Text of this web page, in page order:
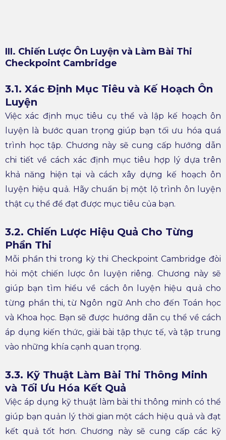
III. Chiến Lược Ôn Luyện và Làm Bài Thi
Checkpoint Cambridge
3.1. Xác Định Mục Tiêu và Kế Hoạch Ôn
Luyện
Việc xác định mục tiêu cụ thể và lập kế hoạch ôn
luyện là bước quan trọng giúp bạn tối ưu hóa quá
trình học tập. Chương này sẽ cung cấp hướng dẫn
chi tiết về cách xác định mục tiêu hợp lý dựa trên
khả năng hiện tại và cách xây dựng kế hoạch ôn
luyện hiệu quả. Hãy chuẩn bị một lộ trình ôn luyện
thật cụ thể để đạt được mục tiêu của bạn.
3.2. Chiến Lược Hiệu Quả Cho Từng
Phần Thi
Mỗi phần thi trong kỳ thi Checkpoint Cambridge đòi
hỏi một chiến lược ôn luyện riêng. Chương này sẽ
giúp bạn tìm hiểu về cách ôn luyện hiệu quả cho
từng phần thi, từ Ngôn ngữ Anh cho đến Toán học
và Khoa học. Bạn sẽ được hướng dẫn cụ thể về cách
áp dụng kiến thức, giải bài tập thực tế, và tập trung
vào những khía cạnh quan trọng.
3.3. Kỹ Thuật Làm Bài Thi Thông Minh
và Tối Ưu Hóa Kết Quả
Việc áp dụng kỹ thuật làm bài thi thông minh có thể
giúp bạn quản lý thời gian một cách hiệu quả và đạt
kết quả tốt hơn. Chương này sẽ cung cấp các kỹ